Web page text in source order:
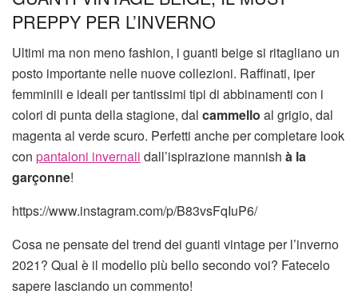
PREPPY PER L’INVERNO
Ultimi ma non meno fashion, i guanti beige si ritagliano un
posto importante nelle nuove collezioni. Raffinati, iper
femminili e ideali per tantissimi tipi di abbinamenti con i
colori di punta della stagione, dal cammello al grigio, dal
magenta al verde scuro. Perfetti anche per completare look
con pantaloni invernali dall’ispirazione mannish à la
garçonne!
https://www.instagram.com/p/B83vsFqIuP6/
Cosa ne pensate del trend dei guanti vintage per l’inverno
2021? Qual è il modello più bello secondo voi? Fatecelo
sapere lasciando un commento!